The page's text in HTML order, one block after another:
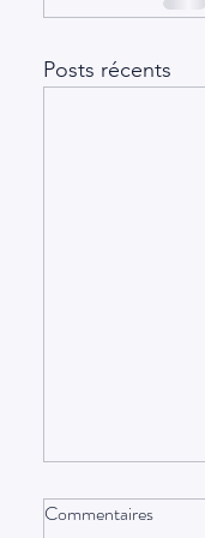
Posts récents
Commentaires